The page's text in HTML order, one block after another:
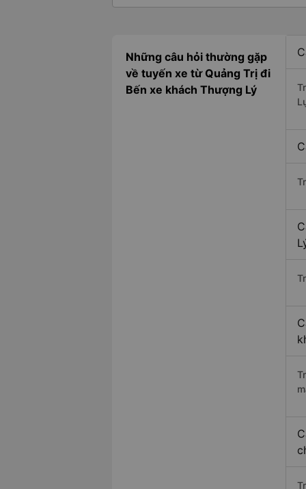
Những câu hỏi thường gặp
về tuyến xe từ Quảng Trị đi
Bến xe khách Thượng Lý